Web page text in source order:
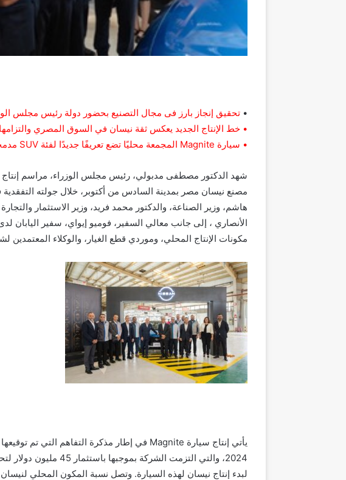
• تحقيق إنجاز بارز فى مجال التصنيع بحضور دولة رئيس مجلس
• خط الإنتاج الجديد يعكس ثقة نيسان في السوق المصري والتزامها
• سيارة Magnite المجمعة محليًا تضع تعريفًا جديدًا لفئة SUV مدمجة في مصر.
مصنع نيسان مصر بمدينة السادس من أكتوبر، خلال جولته
هاشم، وزير الصناعة، والدكتور محمد فريد، وزير الاستثمار
الأنصاري ، إلى جانب معالي السفير، فوميو إيواي، سفير اليابان
مكونات الإنتاج المحلي، وموردي قطع الغيار، والوكلاء
2024، والتي التزمت